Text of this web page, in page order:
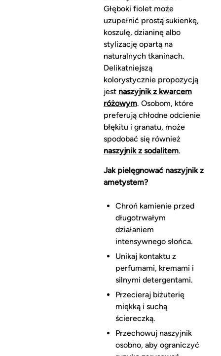
Głęboki fiolet może
uzupełnić prostą sukienkę,
koszulę, dzianinę albo
stylizację opartą na
naturalnych tkaninach.
Delikatniejszą
kolorystycznie propozycją
jest naszyjnik z kwarcem
różowym. Osobom, które
preferują chłodne odcienie
błękitu i granatu, może
spodobać się również
naszyjnik z sodalitem.
Jak pielęgnować naszyjnik z
ametystem?
Chroń kamienie przed
długotrwałym
działaniem
intensywnego słońca.
Unikaj kontaktu z
perfumami, kremami i
silnymi detergentami.
Przecieraj biżuterię
miękką i suchą
ściereczką.
Przechowuj naszyjnik
osobno, aby ograniczyć